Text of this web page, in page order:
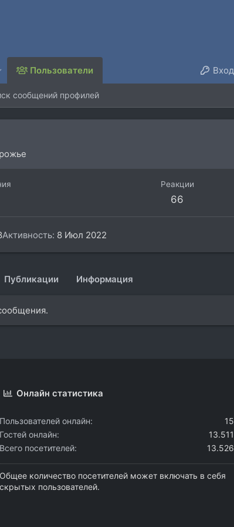
Пользователи Вход
сообщений профилей
Реакции
66
Активность 8 Июл 2022
Публикации Информация
Онлайн статистика
Пользователей онлайн
15
Гостей онлайн
13.511
Всего посетителей
13.526
Общее количество посетителей может включать в себя
скрытых пользователей.